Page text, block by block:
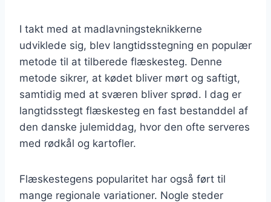
I takt med at madlavningsteknikkerne
udviklede sig, blev langtidsstegning en populær
metode til at tilberede flæskesteg. Denne
metode sikrer, at kødet bliver mørt og saftigt,
samtidig med at sværen bliver sprød. I dag er
langtidsstegt flæskesteg en fast bestanddel af
den danske julemiddag, hvor den ofte serveres
med rødkål og kartofler.
Flæskestegens popularitet har også ført til
mange regionale variationer. Nogle steder